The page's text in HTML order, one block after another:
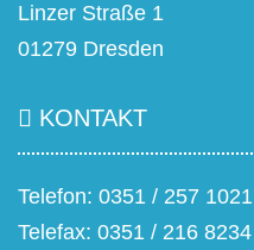
Linzer Straße 1
01279 Dresden
KONTAKT
Telefon: 0351 / 257 1021
Telefax: 0351 / 216 8234